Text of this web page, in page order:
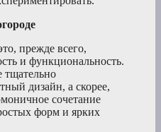
прежде всего,
и функциональность.
тщательно
дизайн, а скорее,
сочетание
форм и ярких